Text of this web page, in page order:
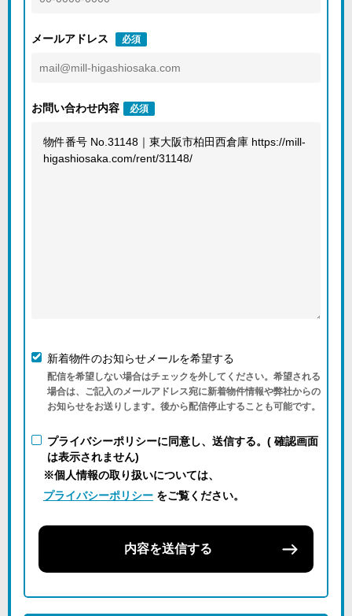
メールアドレス 必須
お問い合わせ内容 必須
新着物件のお知らせメールを希望する
配信を希望しない場合はチェックを外してください。希望される
場合は、ご記入のメールアドレス宛に新着物件情報や弊社からの
お知らせをお送りします。後から配信停止することも可能です。
プライバシーポリシーに同意し、送信する。( 確認画面
は表示されません)
※個人情報の取り扱いについては、
プライバシーポリシー をご覧ください。
内容を送信する